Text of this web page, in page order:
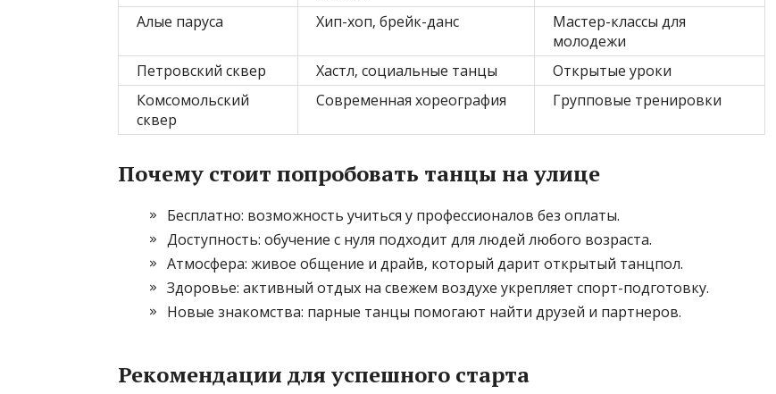
Алые паруса Хип-хоп‚ брейк-данс
Мастер-классы для
молодежи
Петровский сквер
Хастл‚ социальные танцы
Открытые уроки
Комсомольский
сквер
Современная хореография Групповые тренировки
Почему стоит попробовать танцы на улице
Бесплатно: возможность учиться у профессионалов без оплаты.
Доступность: обучение с нуля подходит для людей любого возраста.
Атмосфера: живое общение и драйв‚ который дарит открытый танцпол.
Здоровье: активный отдых на свежем воздухе укрепляет спорт-подготовку.
Новые знакомства: парные танцы помогают найти друзей и партнеров.
Рекомендации для успешного старта